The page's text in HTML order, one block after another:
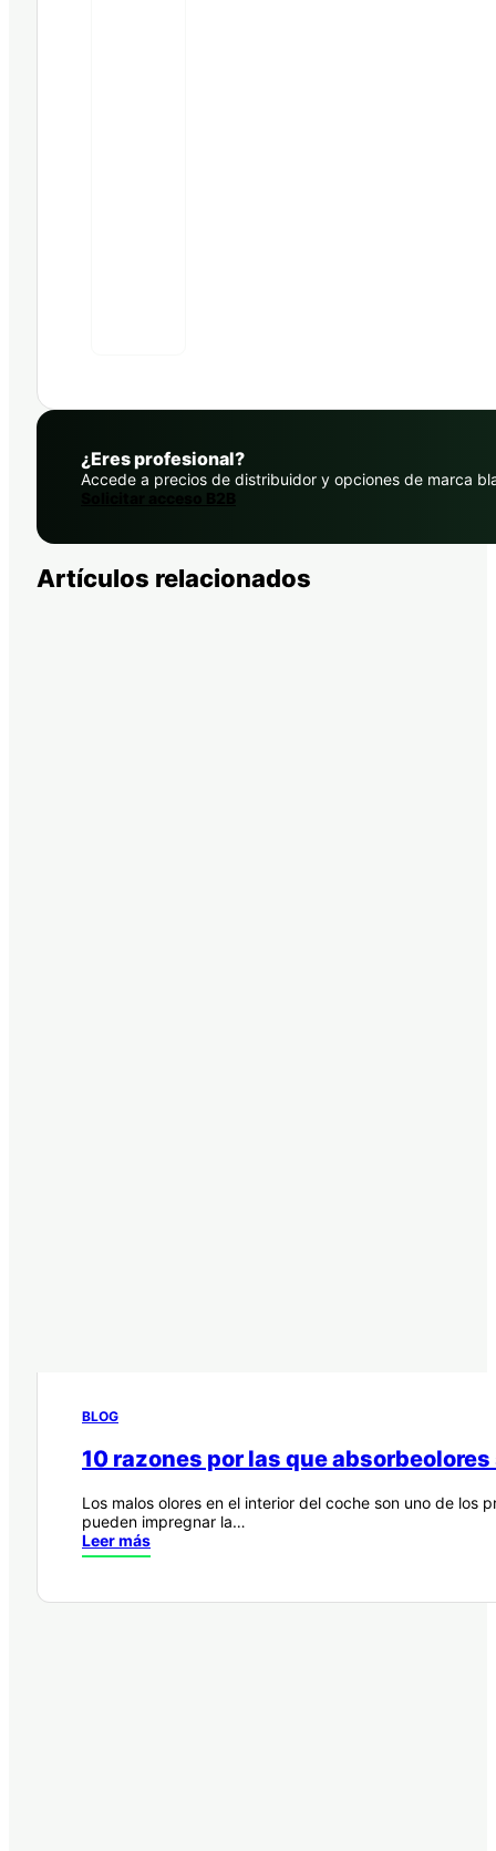
¿Eres profesional?
Accede a precios de distribuidor y opciones de marca
Artículos relacionados
BLOG
10 razones por las que
Los malos olores en el interior del coche son uno de los
pueden impregnar la…
Leer más